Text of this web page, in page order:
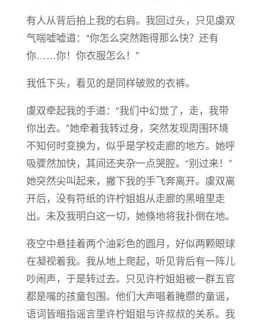
有人从背后拍上我的右肩。我回过头，只见虞双
气喘嘘嘘道：“你怎么突然跑得那么快？还有
你……你！你衣服怎么！”
我低下头，看见的是同样破败的衣裤。
虞双牵起我的手道：“我们中幻觉了，走，我带
你出去。”她牵着我转过身，突然发现周围环境
不知何时变换为，似乎是学校走廊的地方。她呼
吸骤然加快，其间还夹杂一点哭腔。“别过来！”
她突然尖叫起来，撇下我的手飞奔离开。虞双离
开后，没有符纸的许柠姐姐从走廊的黑暗里走
出。未及我明白这一切，她倏地将我扑倒在地。
夜空中悬挂着两个油彩色的圆月，好似两颗眼球
在凝视着我。我从地上爬起，听见背后有一阵儿
吵闹声，于是转过去。只见许柠姐姐被一群五官
都是嘴的孩童包围。他们大声唱着腌臜的童谣，
语词皆暗指谣言里许柠姐姐与许叔叔的关系。我